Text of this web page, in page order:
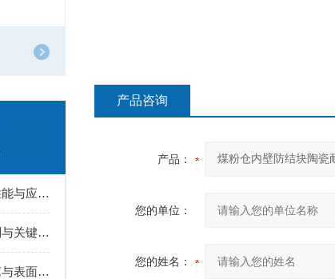
耐高温封闭抗氧化涂料的性能与应用说明
耐高温防腐黑漆的耐温机制与关键性能指标
耐高温防腐黑漆的涂装工艺与表面处理技术探讨
产品咨询
产品：
您的单位：
您的姓名：